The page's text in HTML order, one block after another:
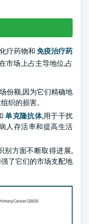
疗药物和 免疫治疗药
市场上占主导地位,占
份额,因为它们精确地
织的损害。
单克隆抗体,用于干扰
人存活率和提高生活
别方面不断取得进展,
了它们的市场支配地